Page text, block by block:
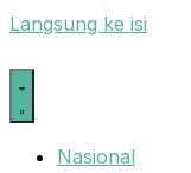
Langsung ke isi
Nasional